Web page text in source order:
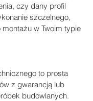
czy dany profil
szczelnego,
w Twoim typie
to prosta
z gwarancją lub
budowlanych.